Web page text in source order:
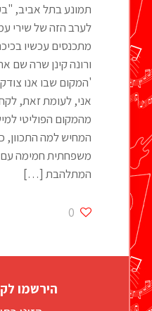
תמונע בתל אביב,
לערב הזה של שירי
מתכנסים עכשיו
ורונה קינן שרה שם
'המקום שבו אנו
אני, לעומת זאת,
מהמקום הפוליטי
המחיש למה
משפחתית חמימה עם
המתלהבת […]
0
הירשמו